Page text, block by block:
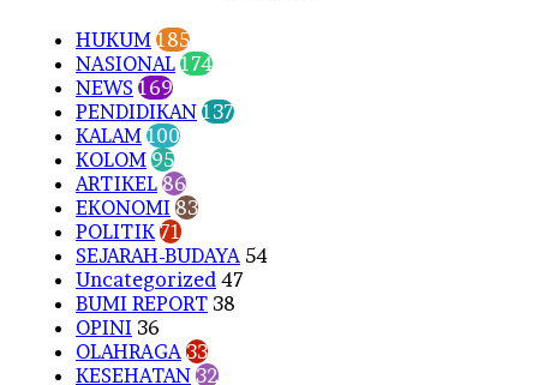
HUKUM 185
NASIONAL 174
NEWS 169
PENDIDIKAN 137
KALAM 100
KOLOM 95
ARTIKEL 86
EKONOMI 83
POLITIK 71
SEJARAH-BUDAYA 54
Uncategorized 47
BUMI REPORT 38
OPINI 36
OLAHRAGA 33
KESEHATAN 32